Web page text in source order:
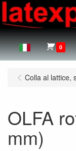
0
Colla al lattice,
OLFA
mm)